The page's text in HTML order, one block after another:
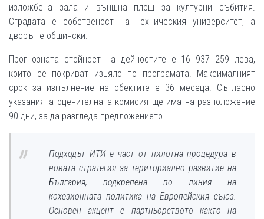
изложбена зала и външна площ за културни събития.
Сградата е собственост на Техническия университет, а
дворът е общински.
Прогнозната стойност на дейностите е 16 937 259 лева,
които се покриват изцяло по програмата. Максималният
срок за изпълнение на обектите е 36 месеца. Съгласно
указанията оценителната комисия ще има на разположение
90 дни, за да разгледа предложението.
Подходът ИТИ е част от пилотна процедура в
новата стратегия за териториално развитие на
България, подкрепена по линия на
кохезионната политика на Европейския съюз.
Основен акцент е партньорството както на